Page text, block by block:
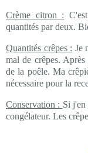
Crème citron :
quantités par deux.
Quantités crêpes : Je
mal de crêpes.
de la poêle. Ma
nécessaire pour la
Conservation : Si j'en
congélateur. Les